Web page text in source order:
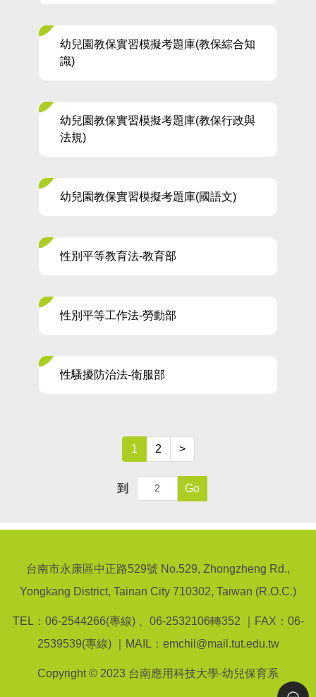
幼兒園教保實習模擬考題庫(教保綜合知
識)
幼兒園教保實習模擬考題庫(教保行政與
法規)
幼兒園教保實習模擬考題庫(國語文)
性別平等教育法-教育部
性別平等工作法-勞動部
性騷擾防治法-衛服部
1 2 >
到 Go
台南市永康區中正路529號 No.529, Zhongzheng Rd.,
Yongkang District, Tainan City 710302, Taiwan (R.O.C.)
TEL：06-2544266(專線) 、06-2532106轉352 ｜FAX：06-
2539539(專線) ｜MAIL：emchil@mail.tut.edu.tw
Copyright © 2023 台南應用科技大學-幼兒保育系